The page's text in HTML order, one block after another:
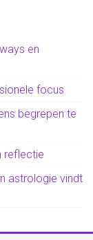
en
focus
begrepen te
reflectie
astrologie vindt